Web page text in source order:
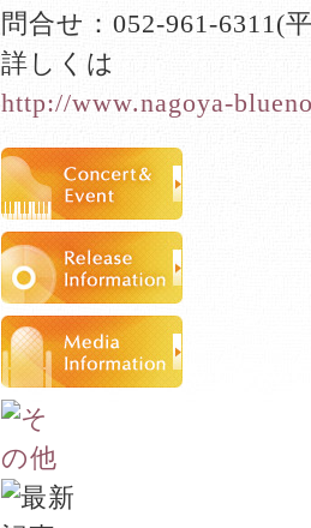
問合せ：052-961-6311(
詳しくは
http://www.nagoya-